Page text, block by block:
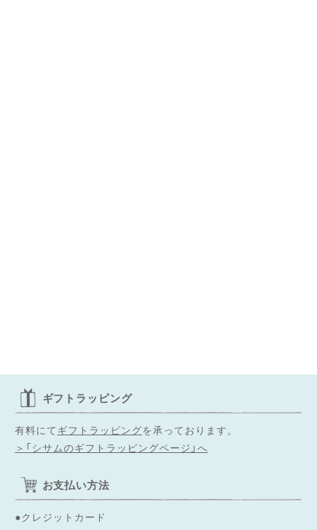
ギフトラッピング
有料にて ギフトラッピングを承っております。
＞「シサムのギフトラッピングページ」へ
お支払い方法
●クレジットカード